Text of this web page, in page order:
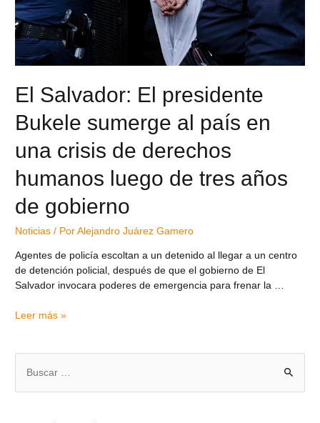
El Salvador: El presidente
Bukele sumerge al país en
una crisis de derechos
humanos luego de tres años
de gobierno
Noticias / PorAlejandro Juárez Gamero
Agentes de policía escoltan a un detenido al llegar a un centro
de detención policial, después de que el gobierno de El
Salvador invocara poderes de emergencia para frenar la …
Leer más »